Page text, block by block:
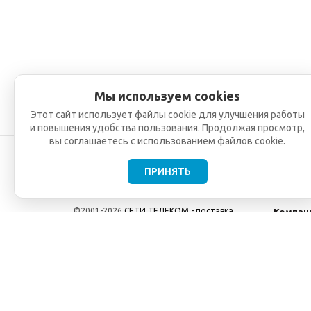
©2001-2026 СЕТИ ТЕЛЕКОМ - поставка,
Мы используем cookies
Этот сайт использует файлы cookie для улучшения работы
и повышения удобства пользования. Продолжая просмотр,
вы соглашаетесь с использованием файлов cookie.
ПРИНЯТЬ